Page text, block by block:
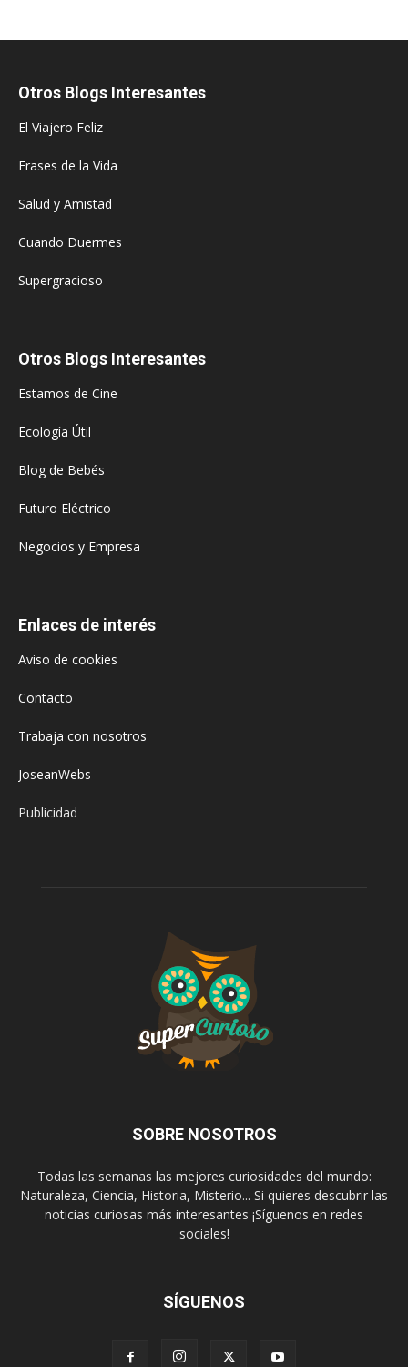
Otros Blogs Interesantes
El Viajero Feliz
Frases de la Vida
Salud y Amistad
Cuando Duermes
Supergracioso
Otros Blogs Interesantes
Estamos de Cine
Ecología Útil
Blog de Bebés
Futuro Eléctrico
Negocios y Empresa
Enlaces de interés
Aviso de cookies
Contacto
Trabaja con nosotros
JoseanWebs
Publicidad
SOBRE NOSOTROS
Todas las semanas las mejores curiosidades del mundo:
Naturaleza, Ciencia, Historia, Misterio... Si quieres descubrir las
noticias curiosas más interesantes ¡Síguenos en redes
sociales!
SÍGUENOS